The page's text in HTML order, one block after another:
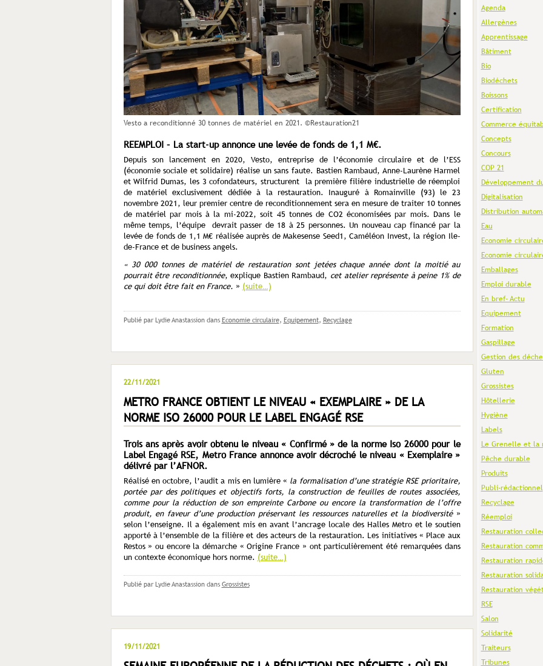
Vesto a reconditionné 30 tonnes de matériel en 2021. ©Restauration21
REEMPLOI – La start-up annonce une levée de fonds de 1,1 M€.
Depuis son lancement en 2020, Vesto, entreprise de l’économie circulaire et de l’ESS
(économie sociale et solidaire) réalise un sans faute. Bastien Rambaud, Anne-Laurène Harmel
et Wilfrid Dumas, les 3 cofondateurs, structurent la première filière industrielle de réemploi
de matériel exclusivement dédiée à la restauration. Inauguré à Romainville (93) le 23
novembre 2021, leur premier centre de reconditionnement sera en mesure de traiter 10 tonnes
de matériel par mois à la mi-2022, soit 45 tonnes de CO2 économisées par mois. Dans le
même temps, l’équipe devrait passer de 18 à 25 personnes. Un nouveau cap financé par la
levée de fonds de 1,1 M€ réalisée auprès de Makesense Seed1, Caméléon Invest, la région Ile-
de-France et de business angels.
« 30 000 tonnes de matériel de restauration sont jetées chaque année dont la moitié au
pourrait être reconditionnée, explique Bastien Rambaud, cet atelier représente à peine 1% de
ce qui doit être fait en France. » (suite…)
Publié par Lydie Anastassion dans Economie circulaire, Equipement, Recyclage
22/11/2021
METRO FRANCE OBTIENT LE NIVEAU « EXEMPLAIRE » DE LA
NORME ISO 26000 POUR LE LABEL ENGAGÉ RSE
Trois ans après avoir obtenu le niveau « Confirmé » de la norme Iso 26000 pour le
Label Engagé RSE, Metro France annonce avoir décroché le niveau « Exemplaire »
délivré par l’AFNOR.
Réalisé en octobre, l’audit a mis en lumière « la formalisation d’une stratégie RSE prioritaire,
portée par des politiques et objectifs forts, la construction de feuilles de routes associées,
comme pour la réduction de son empreinte Carbone ou encore la transformation de l’offre
produit, en faveur d’une production préservant les ressources naturelles et la biodiversité»
selon l’enseigne. Il a également mis en avant l’ancrage locale des Halles Metro et le soutien
apporté à l’ensemble de la filière et des acteurs de la restauration. Les initiatives « Place aux
Restos » ou encore la démarche « Origine France » ont particulièrement été remarquées dans
un contexte économique hors norme. (suite…)
Publié par Lydie Anastassion dans Grossistes
19/11/2021
Agenda
Allergènes
Apprentissage
Bâtiment
Bio
Biodéchets
Boissons
Certification
Commerce
Concepts
Concours
COP 21
Développement
Digitalisation
Distribution
Eau
Economie
Economie
Emballages
Emploi durable
En bref- Actu
Equipement
Formation
Gaspillage
Gestion des
Gluten
Grossistes
Hôtellerie
Hygiène
Labels
Le Grenelle et la
Pêche durable
Produits
Publi-rédactionnel
Recyclage
Réemploi
Restauration
Restauration
Restauration
Restauration
Restauration
RSE
Salon
Solidarité
Traiteurs
Tribunes